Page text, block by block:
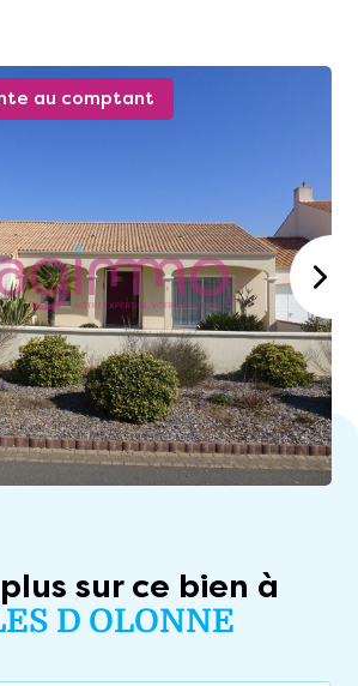
au comptant
sur ce bien à
D OLONNE